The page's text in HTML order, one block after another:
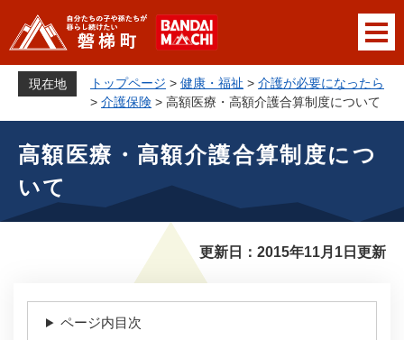
ジ
頭
メニューを飛ばして本文へ
現在地 トップページ > 健康・福祉 > 介護が必要になったら
> 介護保険 > 高額医療・高額介護合算制度について
高額医療・高額介護合算制度につ
いて
更新日：2015年11月1日更新
ページ内目次